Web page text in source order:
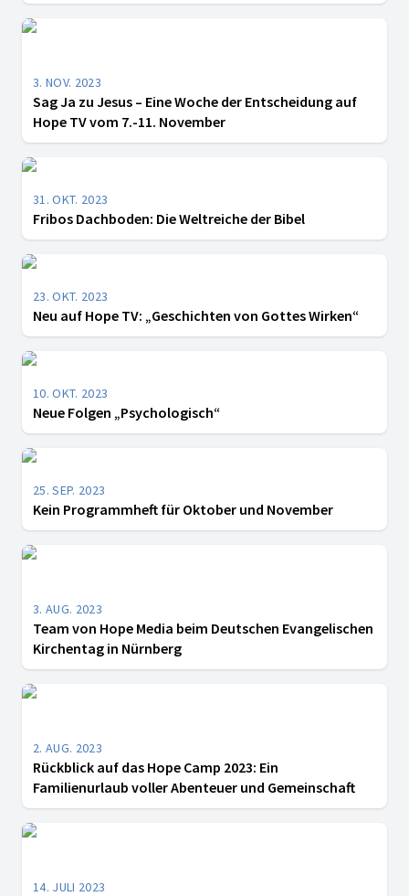
3. NOV. 2023
Sag Ja zu Jesus – Eine Woche der Entscheidung auf
Hope TV vom 7.-11. November
31. OKT. 2023
Fribos Dachboden: Die Weltreiche der Bibel
23. OKT. 2023
Neu auf Hope TV: „Geschichten von Gottes Wirken“
10. OKT. 2023
Neue Folgen „Psychologisch“
25. SEP. 2023
Kein Programmheft für Oktober und November
3. AUG. 2023
Team von Hope Media beim Deutschen Evangelischen
Kirchentag in Nürnberg
2. AUG. 2023
Rückblick auf das Hope Camp 2023: Ein
Familienurlaub voller Abenteuer und Gemeinschaft
14. JULI 2023